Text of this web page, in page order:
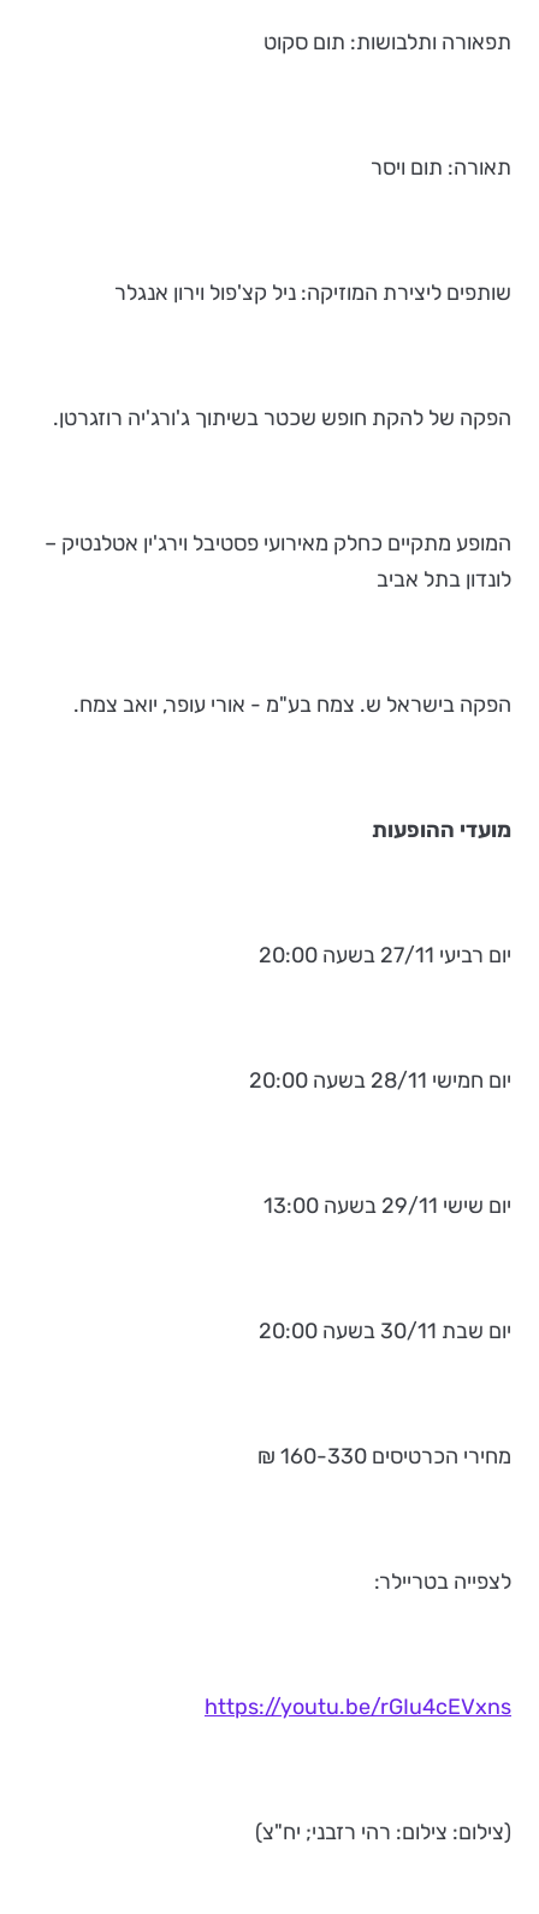
תפאורה ותלבושות: תום סקוט
תאורה: תום ויסר
שותפים ליצירת המוזיקה: ניל קצ'פול וירון אנגלר
הפקה של להקת חופש שכטר בשיתוך ג'ורג'יה רוזגרטן.
המופע מתקיים כחלק מאירועי פסטיבל וירג'ין אטלנטיק –
לונדון בתל אביב
הפקה בישראל ש. צמח בע"מ - אורי עופר, יואב צמח.
מועדי ההופעות
יום רביעי 27/11 בשעה 20:00
יום חמישי 28/11 בשעה 20:00
יום שישי 29/11 בשעה 13:00
יום שבת 30/11 בשעה 20:00
מחירי הכרטיסים 160-330 ₪
לצפייה בטריילר:
https://youtu.be/rGIu4cEVxns
(צילום: צילום: רהי רזבני; יח"צ)